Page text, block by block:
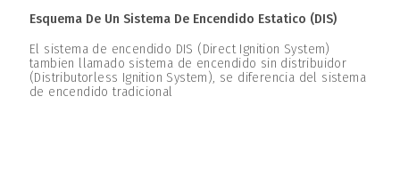
Esquema De Un Sistema De Encendido Estatico (DIS)
El sistema de encendido DIS (Direct Ignition System)
tambien llamado sistema de encendido sin distribuidor
(Distributorless Ignition System), se diferencia del sistema
de encendido tradicional